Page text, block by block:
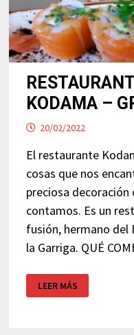
KODAMA –
20/02/2022
El restaurante
cosas que nos
preciosa
contamos. Es un
fusión, hermano del
la Garriga. QUÉ
RESTAURANTE
JAPONÉS
KODAMA
LEER MÁS